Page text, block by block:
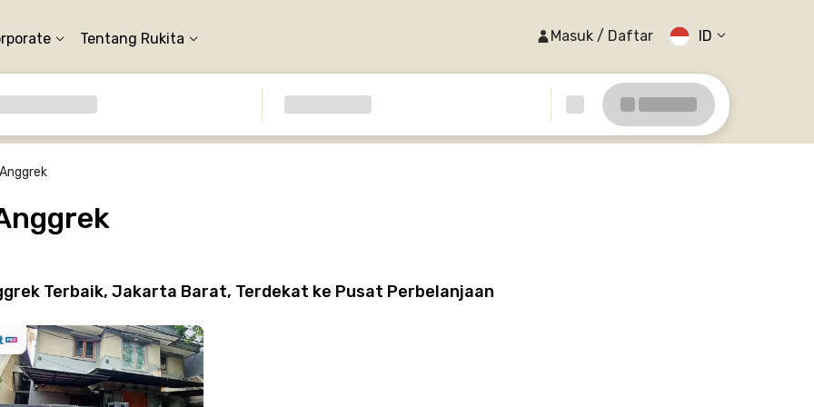
Tentang Rukita Masuk / Daftar ID
Terbaik, Jakarta Barat, Terdekat ke Pusat Perbelanjaan